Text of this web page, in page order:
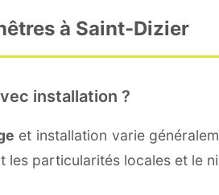
à Saint-Dizier
installation ?
et installation varie
particularités locales et le